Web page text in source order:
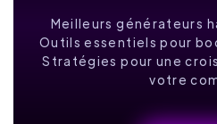
Meilleurs générateurs
Outils essentiels pour
Stratégies pour une
votre